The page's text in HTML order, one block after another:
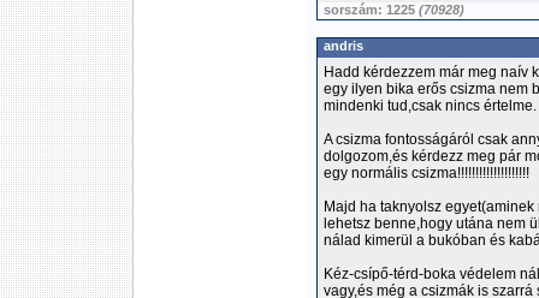
sorszám: 1225 (70928)
andris
Hadd kérdezzem már meg naív
egy ilyen bika erős csizma nem
mindenki tud,csak nincs értelme.
A csizma fontosságáról csak
dolgozom,és kérdezz meg pár
egy normális csizma!!!!!!!!!!!!!!!!!!!!
Majd ha taknyolsz
lehetsz benne,hogy utána nem
nálad kimerül a bukóban és
Kéz-csípő-térd-boka védelem
vagy,és még a csizmák is